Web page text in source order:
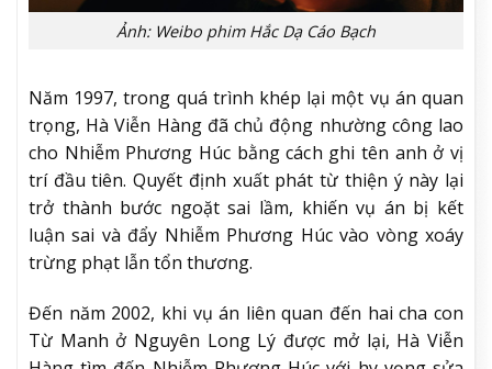
Ảnh: Weibo phim Hắc Dạ Cáo Bạch
Năm 1997, trong quá trình khép lại một vụ án quan
trọng, Hà Viễn Hàng đã chủ động nhường công lao
cho Nhiễm Phương Húc bằng cách ghi tên anh ở vị
trí đầu tiên. Quyết định xuất phát từ thiện ý này lại
trở thành bước ngoặt sai lầm, khiến vụ án bị kết
luận sai và đẩy Nhiễm Phương Húc vào vòng xoáy
trừng phạt lẫn tổn thương.
Đến năm 2002, khi vụ án liên quan đến hai cha con
Từ Manh ở Nguyên Long Lý được mở lại, Hà Viễn